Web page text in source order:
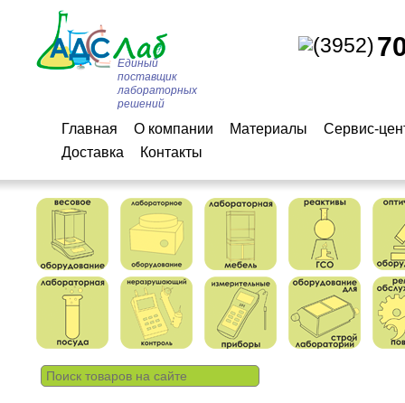
(3952)
Единый
поставщик
лабораторных
решений
Главная О компании Материалы
Сервис-
Доставка
Контакты